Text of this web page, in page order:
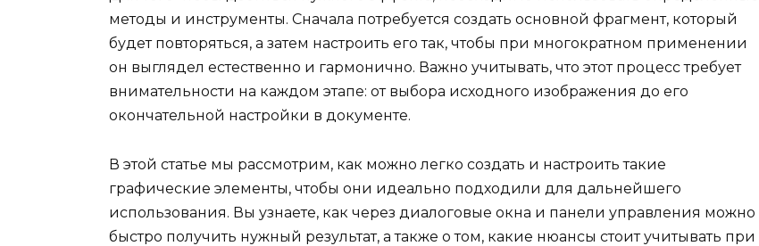
методы и инструменты. Сначала потребуется создать основной фрагмент, который
будет повторяться, а затем настроить его так, чтобы при многократном применении
он выглядел естественно и гармонично. Важно учитывать, что этот процесс требует
внимательности на каждом этапе: от выбора исходного изображения до его
окончательной настройки в документе.
В этой статье мы рассмотрим, как можно легко создать и настроить такие
графические элементы, чтобы они идеально подходили для дальнейшего
использования. Вы узнаете, как через диалоговые окна и панели управления можно
быстро получить нужный результат, а также о том, какие нюансы стоит учитывать при